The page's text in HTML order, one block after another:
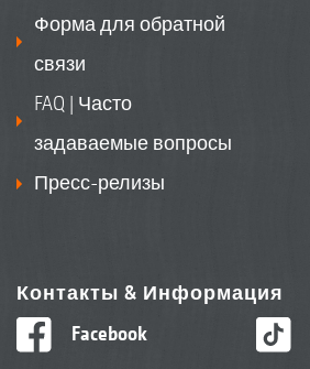
Форма для обратной
связи
FAQ | Часто
задаваемые вопросы
Пресс-релизы
Контакты & Информация
Facebook